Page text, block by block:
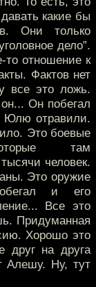
какие бы
Они только
дело”.
то отношение к
Фактов нет
все это ложь.
Он побегал
Юлю отравили.
Это боевые
там
человек.
Это оружие
и его
Все это
Придуманная
Хорошо это
друг на друга
Алешу. Ну, тут